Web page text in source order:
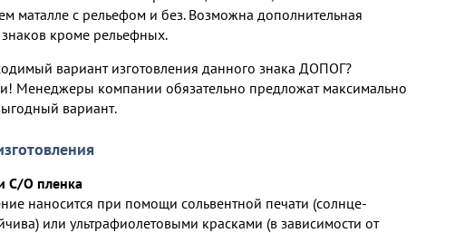
маталле с рельефом и без. Возможна дополнительная
кроме рельефных.
вариант изготовления данного знака ДОПОГ?
Менеджеры компании обязательно предложат максимально
вариант.
С/О пленка
наносится при помощи сольвентной печати (солнце-
или ультрафиолетовыми красками (в зависимости от